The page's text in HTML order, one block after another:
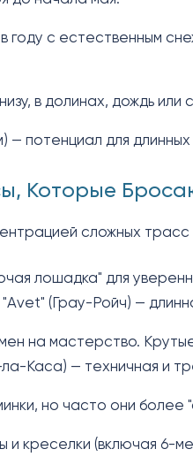
году с естественным
в долинах, дождь или
потенциал для
Которые
сложных трасс
лошадка" для
(Грау-Ройч) —
на мастерство.
Каса) — техничная и
но часто они более
креселки (включая 6-